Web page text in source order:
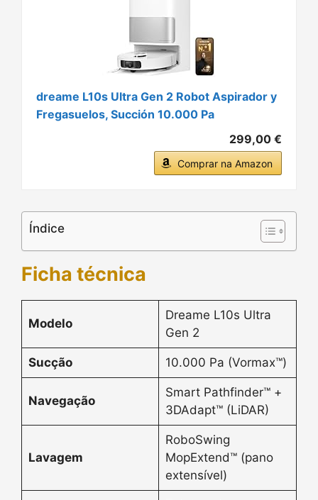
dreame L10s Ultra Gen 2 Robot Aspirador y
Fregasuelos, Succión 10.000 Pa
299,00 €
Comprar na Amazon
Índice
Ficha técnica
Modelo
Dreame L10s Ultra
Gen 2
Sucção 10.000 Pa (Vormax™)
Navegação
Smart Pathfinder™ +
3DAdapt™ (LiDAR)
Lavagem
RoboSwing
MopExtend™ (pano
extensível)